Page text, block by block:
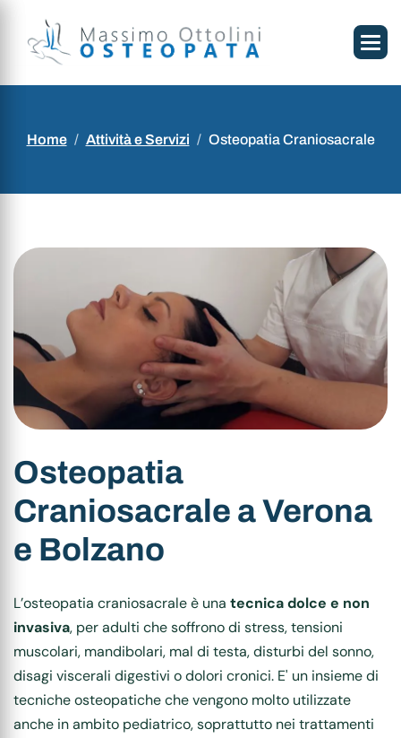
Home Attività e Servizi Osteopatia Craniosacrale
Osteopatia
Craniosacrale a Verona
e Bolzano
L’osteopatia craniosacrale è una tecnica dolce e non
invasiva, per adulti che soffrono di stress, tensioni
muscolari, mandibolari, mal di testa, disturbi del sonno,
disagi viscerali digestivi o dolori cronici. E' un insieme di
tecniche osteopatiche che vengono molto utilizzate
anche in ambito pediatrico, soprattutto nei trattamenti